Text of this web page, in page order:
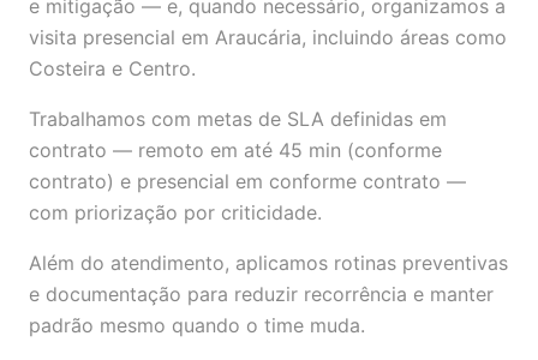
e mitigação — e, quando necessário, organizamos a
visita presencial em Araucária, incluindo áreas como
Costeira e Centro.
Trabalhamos com metas de SLA definidas em
contrato — remoto em até 45 min (conforme
contrato) e presencial em conforme contrato —
com priorização por criticidade.
Além do atendimento, aplicamos rotinas preventivas
e documentação para reduzir recorrência e manter
padrão mesmo quando o time muda.